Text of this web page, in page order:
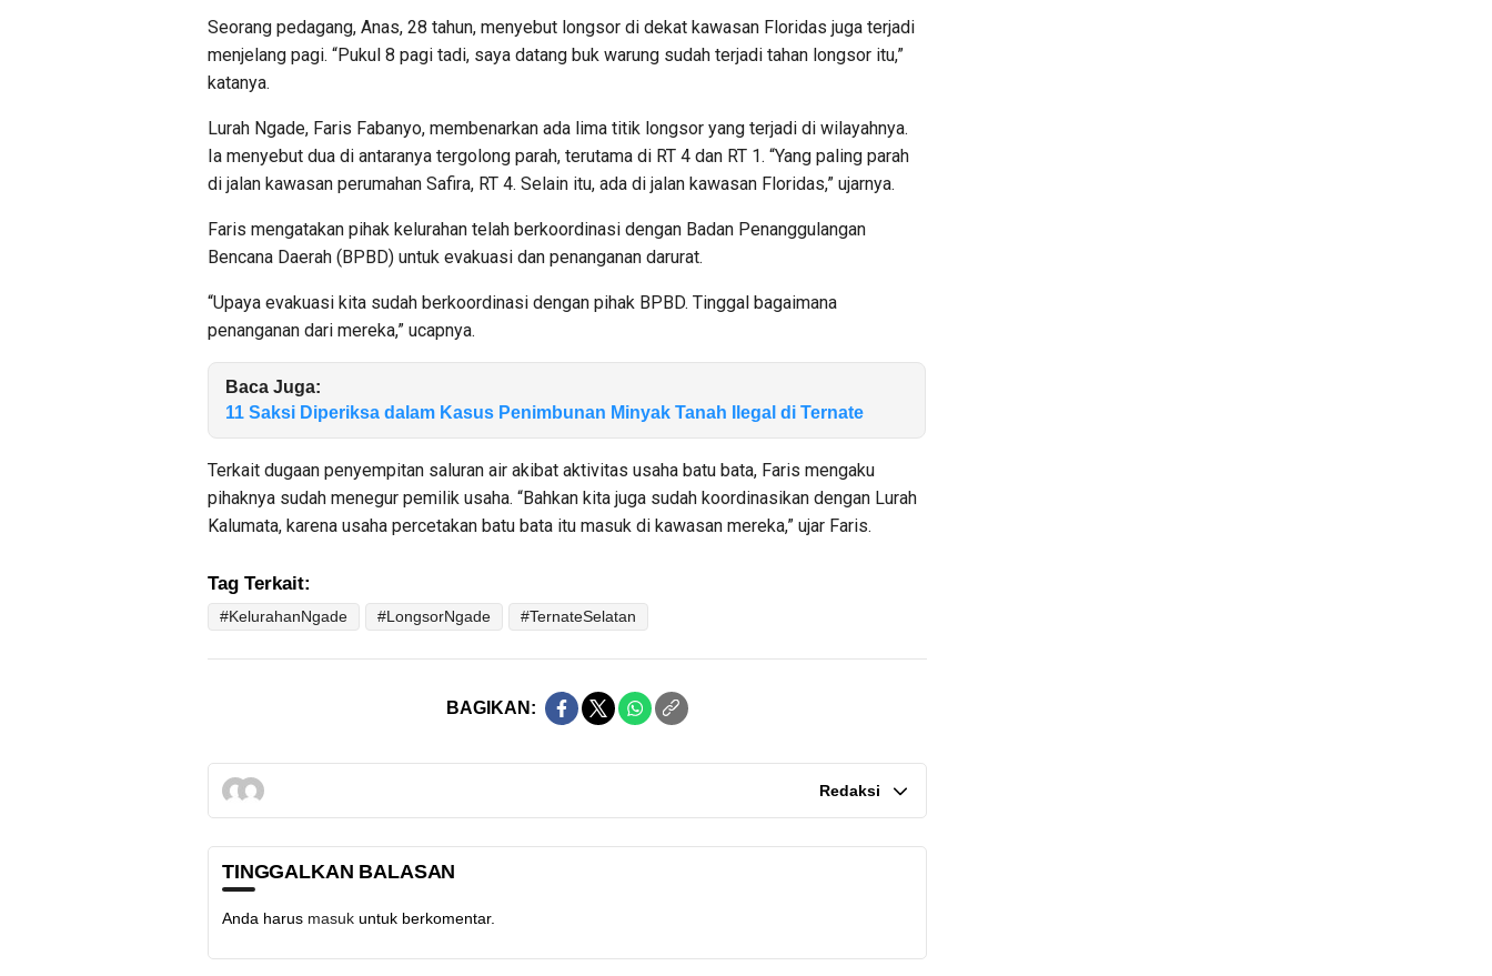
Seorang pedagang, Anas, 28 tahun, menyebut longsor di dekat kawasan Floridas juga terjadi
menjelang pagi. “Pukul 8 pagi tadi, saya datang buk warung sudah terjadi tahan longsor itu,”
katanya.
Lurah Ngade, Faris Fabanyo, membenarkan ada lima titik longsor yang terjadi di wilayahnya.
Ia menyebut dua di antaranya tergolong parah, terutama di RT 4 dan RT 1. “Yang paling parah
di jalan kawasan perumahan Safira, RT 4. Selain itu, ada di jalan kawasan Floridas,” ujarnya.
Faris mengatakan pihak kelurahan telah berkoordinasi dengan Badan Penanggulangan
Bencana Daerah (BPBD) untuk evakuasi dan penanganan darurat.
“Upaya evakuasi kita sudah berkoordinasi dengan pihak BPBD. Tinggal bagaimana
penanganan dari mereka,” ucapnya.
Baca Juga:
11 Saksi Diperiksa dalam Kasus Penimbunan Minyak Tanah Ilegal di Ternate
Terkait dugaan penyempitan saluran air akibat aktivitas usaha batu bata, Faris mengaku
pihaknya sudah menegur pemilik usaha. “Bahkan kita juga sudah koordinasikan dengan Lurah
Kalumata, karena usaha percetakan batu bata itu masuk di kawasan mereka,” ujar Faris.
Tag Terkait:
#KelurahanNgade #LongsorNgade #TernateSelatan
BAGIKAN:
Redaksi
TINGGALKAN BALASAN
Anda harus masuk untuk berkomentar.